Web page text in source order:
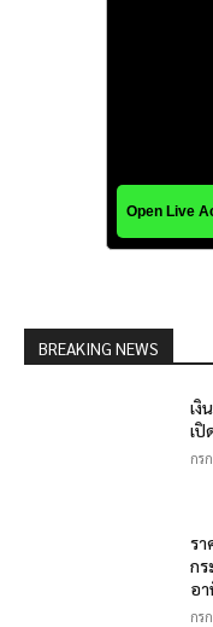
BREAKING NEWS
เ
เปิ
กร
รา
ก
อ
กร